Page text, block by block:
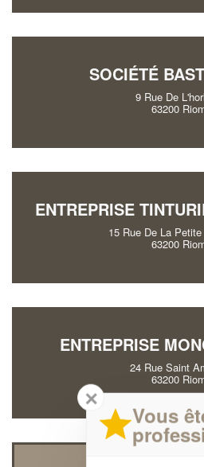
SOCIÉTÉ
9 Rue De
63200
ENTREPRISE
15 Rue De La
63200
ENTREPRISE
24 Rue Saint
63200
✕
Vous